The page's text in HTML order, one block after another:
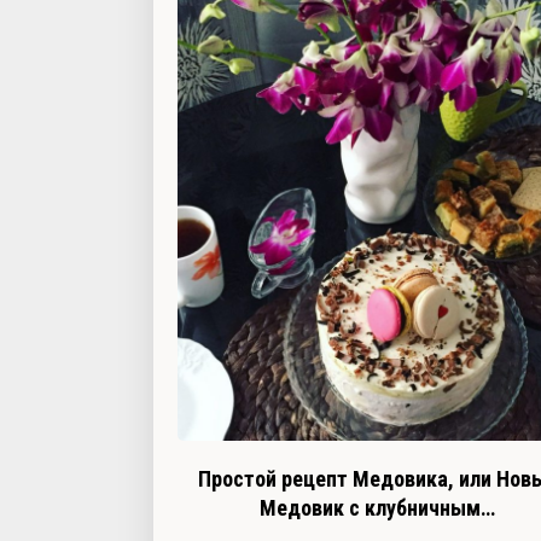
Простой рецепт Медовика, или
Медовик с клубничным…